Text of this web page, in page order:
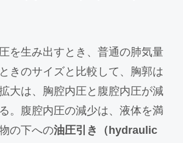
を生み出すとき、普通の肺気量
きのサイズと比較して、胸郭は
大は、胸腔内圧と腹腔内圧が減
。腹腔内圧の減少は、液体を満
の下への油圧引き（hydraulic